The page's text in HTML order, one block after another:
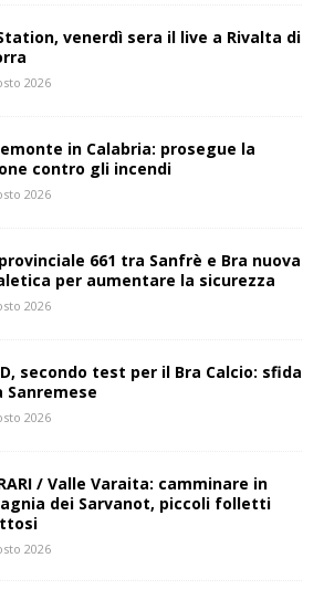
venerdì sera il live a Rivalta di
2026
in Calabria: prosegue la
contro gli incendi
2026
661 tra Sanfrè e Bra nuova
per aumentare la sicurezza
2026
secondo test per il Bra Calcio: sfida
Sanremese
2026
/ Valle Varaita: camminare in
dei Sarvanot, piccoli folletti
2026